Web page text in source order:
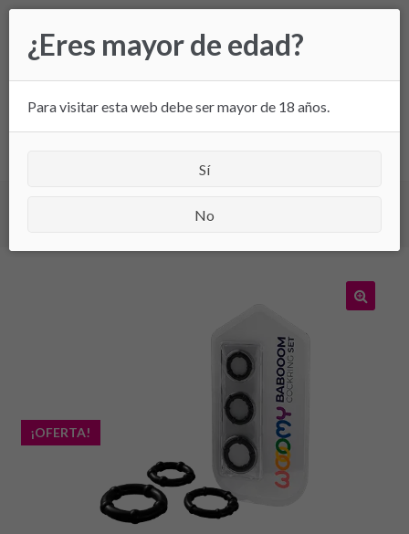
la
navegación
al
contenido
¡OFERTA!
¿Eres mayor de edad?
Para visitar esta web debe ser mayor de 18 años.
Sí
No